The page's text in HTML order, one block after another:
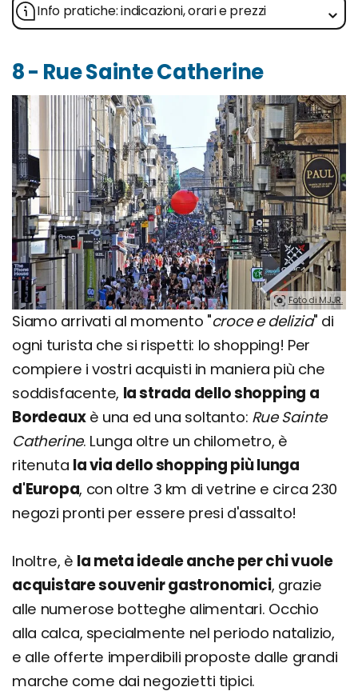
Info pratiche: indicazioni, orari e prezzi
8 - Rue Sainte Catherine
Foto di MJJR.
Siamo arrivati al momento "croce e delizia" di
ogni turista che si rispetti: lo shopping! Per
compiere i vostri acquisti in maniera più che
soddisfacente, la strada dello shopping a
Bordeauxè una ed una soltanto: Rue Sainte
Catherine. Lunga oltre un chilometro, è
ritenuta la via dello shopping più lunga
d'Europa, con oltre 3 km di vetrine e circa 230
negozi pronti per essere presi d'assalto!
Inoltre, è la meta ideale anche per chi vuole
acquistare souvenir gastronomici, grazie
alle numerose botteghe alimentari. Occhio
alla calca, specialmente nel periodo natalizio,
e alle offerte imperdibili proposte dalle grandi
marche come dai negozietti tipici.